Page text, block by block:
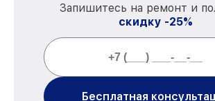
Запишитесь на ремонт и
скидку -25%
Бесплатная